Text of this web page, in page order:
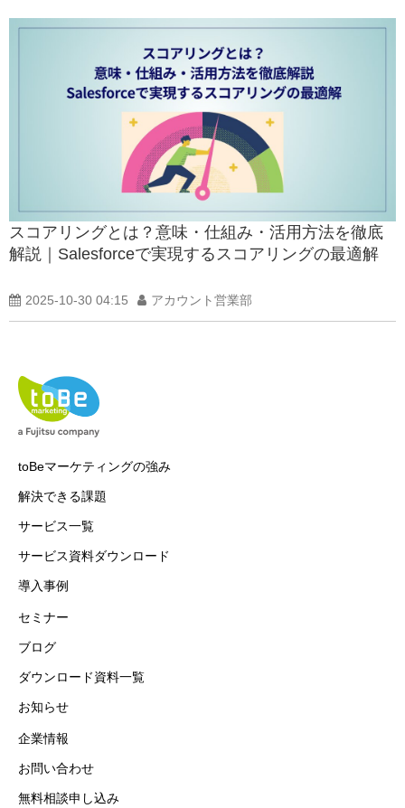
スコアリングとは？意味・仕組み・活用方法を徹底
解説｜Salesforceで実現するスコアリングの最適解
2025-10-30 04:15 アカウント営業部
toBeマーケティングの強み
解決できる課題
サービス一覧
サービス資料ダウンロード
導入事例
セミナー
ブログ
ダウンロード資料一覧
お知らせ
企業情報
お問い合わせ
無料相談申し込み